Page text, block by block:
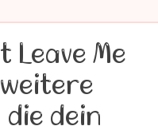
Leave Me
dein